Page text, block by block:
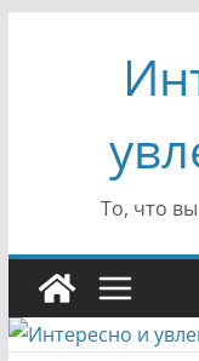
содержимому
То, что